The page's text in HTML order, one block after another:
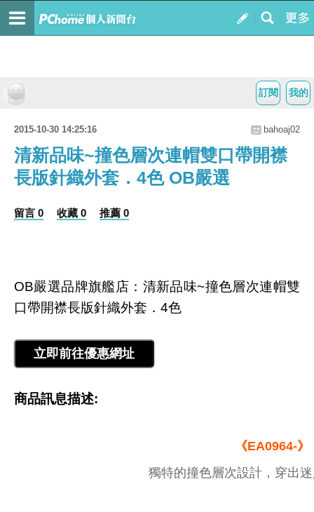
我的
訂閱
2015-10-30 14:25:16 bahoaj02
清新品味~撞色層次連帽雙口帶開襟
長版針織外套．4色 OB嚴選
留言 0 收藏 0 推薦 0
OB嚴選品牌旗艦店：清新品味~撞色層次連帽雙
口帶開襟長版針織外套．4色
商品訊息描述:
《EA0964-》
獨特的撞色層次設計，穿出